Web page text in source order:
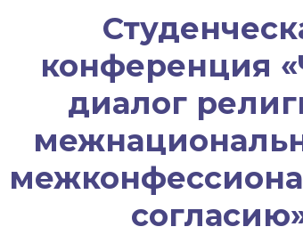
конференция
диалог
согласию»